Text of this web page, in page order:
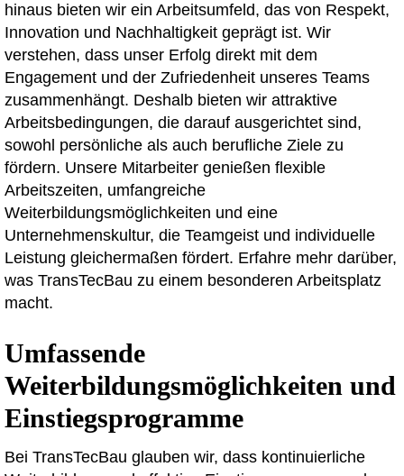
hinaus bieten wir ein Arbeitsumfeld, das von Respekt,
Innovation und Nachhaltigkeit geprägt ist. Wir
verstehen, dass unser Erfolg direkt mit dem
Engagement und der Zufriedenheit unseres Teams
zusammenhängt. Deshalb bieten wir attraktive
Arbeitsbedingungen, die darauf ausgerichtet sind,
sowohl persönliche als auch berufliche Ziele zu
fördern. Unsere Mitarbeiter genießen flexible
Arbeitszeiten, umfangreiche
Weiterbildungsmöglichkeiten und eine
Unternehmenskultur, die Teamgeist und individuelle
Leistung gleichermaßen fördert. Erfahre mehr darüber,
was TransTecBau zu einem besonderen Arbeitsplatz
macht.
Umfassende
Weiterbildungsmöglichkeiten und
Einstiegsprogramme
Bei TransTecBau glauben wir, dass kontinuierliche